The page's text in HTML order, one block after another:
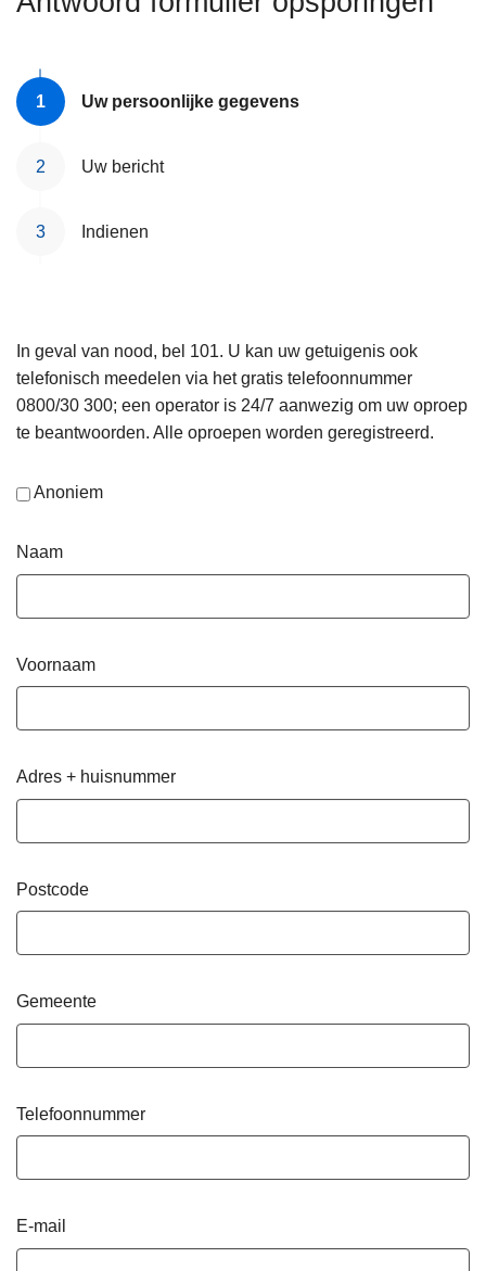
Uw persoonlijke gegevens
Uw bericht
Indienen
In geval van nood, bel 101. U kan uw getuigenis ook
telefonisch meedelen via het gratis telefoonnummer
0800/30 300; een operator is 24/7 aanwezig om uw oproep
te beantwoorden. Alle oproepen worden geregistreerd.
Anoniem
Naam
Voornaam
Adres + huisnummer
Postcode
Gemeente
Telefoonnummer
E-mail